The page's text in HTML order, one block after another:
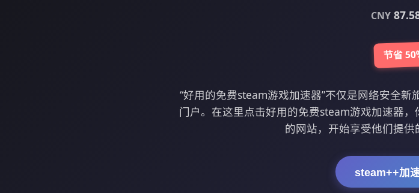
CNY
节省
“好用的免费steam游戏加速器”不仅是网络安全
门户。在这里点击好用的免费steam游戏加速器
的网站，开始享受他们提供
steam++加